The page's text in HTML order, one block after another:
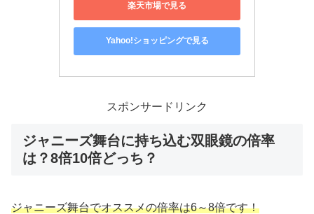
楽天市場で見る
Yahoo!ショッピングで見る
スポンサードリンク
ジャニーズ舞台に持ち込む双眼鏡の倍率
は？8倍10倍どっち？
ジャニーズ舞台でオススメの倍率は6～8倍です！